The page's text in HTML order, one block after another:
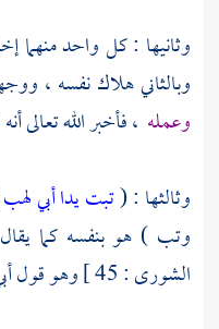
وثانيها : كل واحد منهما
وبالثاني هلاك نفسه ،
وعمله ، فأخبر الله تعالى
وثالثها : (تبت يدا أبي
وتب ) هو بنفسه كما
الشورى : 45 ] وهو قول